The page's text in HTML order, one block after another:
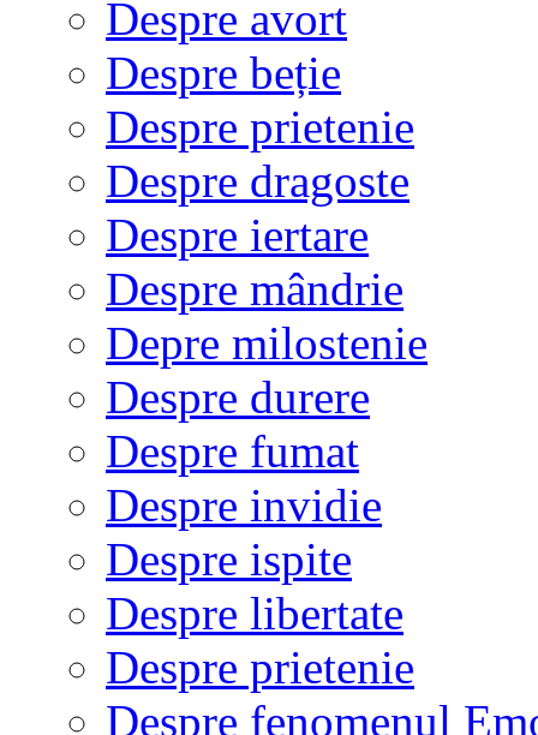
Despre avort
Despre beție
Despre prietenie
Despre dragoste
Despre iertare
Despre mândrie
Depre milostenie
Despre durere
Despre fumat
Despre invidie
Despre ispite
Despre libertate
Despre prietenie
Despre fenomenul